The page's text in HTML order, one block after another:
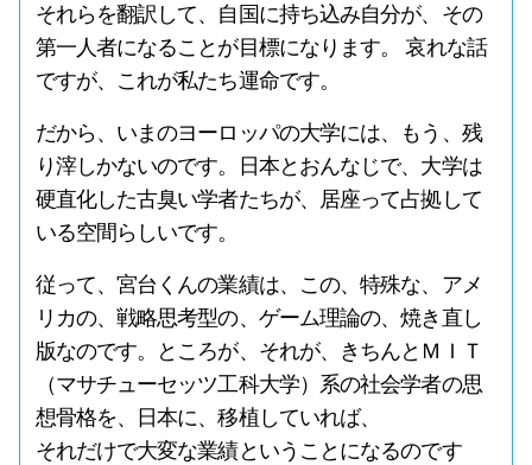
それらを翻訳して、自国に持ち込み自分が、その
第一人者になることが目標になります。 哀れな話
ですが、これが私たち運命です。
だから、いまのヨーロッパの大学には、もう、残
り滓しかないのです。日本とおんなじで、大学は
硬直化した古臭い学者たちが、居座って占拠して
いる空間らしいです。
従って、宮台くんの業績は、この、特殊な、アメ
リカの、戦略思考型の、ゲーム理論の、焼き直し
版なのです。ところが、それが、きちんとＭＩＴ
（マサチューセッツ工科大学）系の社会学者の思
想骨格を、日本に、移植していれば、
それだけで大変な業績ということになるのです